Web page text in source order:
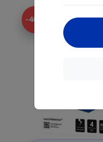
-40%